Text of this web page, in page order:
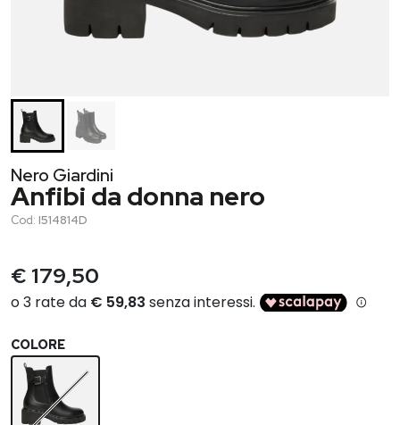
Nero Giardini
Anfibi da donna nero
Cod: I514814D
€ 179,50
COLORE